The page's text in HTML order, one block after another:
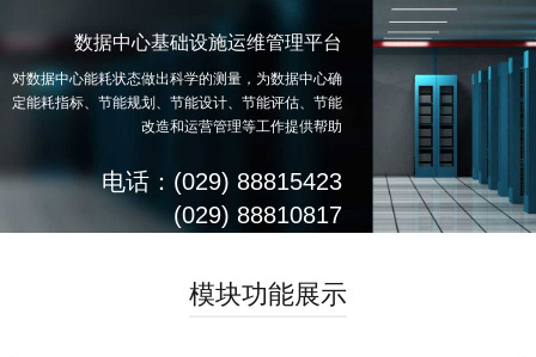
数据中心基础设施运维管理平台
对数据中心能耗状态做出科学的测量，为数据中心确
定能耗指标、节能规划、节能设计、节能评估、节能
改造和运营管理等工作提供帮助
电话：(029) 88815423
(029) 88810817
模块功能展示